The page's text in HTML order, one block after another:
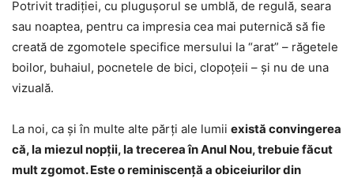
Potrivit tradiţiei, cu pluguşorul se umblă, de regulă, seara
sau noaptea, pentru ca impresia cea mai puternică să fie
creată de zgomotele specifice mersului la “arat” – răgetele
boilor, buhaiul, pocnetele de bici, clopoţeii – şi nu de una
vizuală.
La noi, ca şi în multe alte părţi ale lumii există convingerea
că, la miezul nopţii, la trecerea în Anul Nou, trebuie făcut
mult zgomot. Este o reminiscenţă a obiceiurilor din